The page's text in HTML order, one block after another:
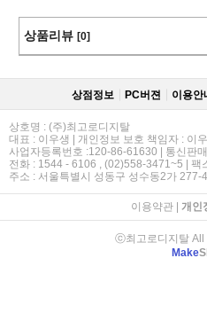
상품리뷰 [0]
상점정보 PC버젼 이용안
상호명 : (주)최고로디지탈
대표 : 이우생 | 개인정보 보호 책임자 : 이
사업자등록번호 :120-86-61630 | 통신판
전화 : 1544 - 6106 , (02)558-3471~5 | 팩
주소 : 서울특별시 성동구 성수동2가 277-
이용약관| 개인
ⓒ최고로디지탈 All
Make